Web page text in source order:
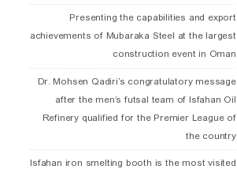
Presenting the capabilities and export
achievements of Mubaraka Steel at the largest
construction event in Oman
Dr. Mohsen Qadiri’s congratulatory message
after the men’s futsal team of Isfahan Oil
Refinery qualified for the Premier League of
the country
Isfahan iron smelting booth is the most visited